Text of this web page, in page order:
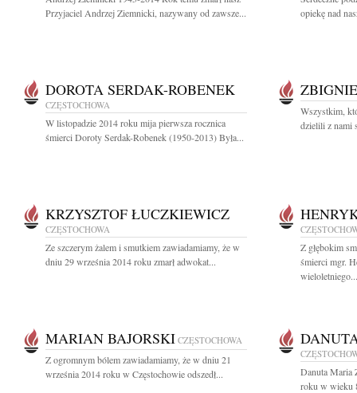
Przyjaciel Andrzej Ziemnicki, nazywany od zawsze...
opiekę nad
DOROTA SERDAK-ROBENEK
CZĘSTOCHOWA
W listopadzie 2014 roku mija pierwsza rocznica
śmierci Doroty Serdak-Robenek (1950-2013) Była...
Wszystkim,
dzielili z nami
KRZYSZTOF ŁUCZKIEWICZ
CZĘSTOCHOWA
Ze szczerym żalem i smutkiem zawiadamiamy, że w
dniu 29 września 2014 roku zmarł adwokat...
Z głębokim
śmierci mgr.
wieloletniego...
MARIAN BAJORSKI CZĘSTOCHOWA
Z ogromnym bólem zawiadamiamy, że w dniu 21
września 2014 roku w Częstochowie odszedł...
Danuta Maria
roku w wieku